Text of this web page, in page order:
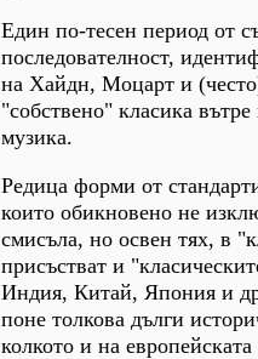
Един по-тесен период от
последователност,
на Хайдн, Моцарт и
"собствено" класика вътре
музика.
Редица форми от
които обикновено не
смисъла, но освен тях, в
присъстват и
Индия, Китай, Япония и
поне толкова дълги
колкото и на европейската